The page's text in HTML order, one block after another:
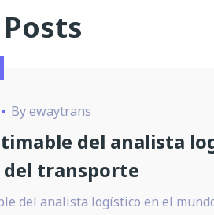
Byewaytrans
del analista
transporte
del analista logístico en el